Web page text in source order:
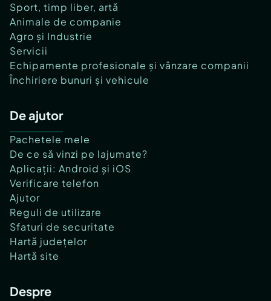
Sport, timp liber, artă
Animale de companie
Agro și Industrie
Servicii
Echipamente profesionale și vânzare companii
Închiriere bunuri și vehicule
De ajutor
Pachetele mele
De ce să vinzi pe lajumate?
Aplicații: Android și iOS
Verificare telefon
Ajutor
Reguli de utilizare
Sfaturi de securitate
Hartă județelor
Hartă site
Despre